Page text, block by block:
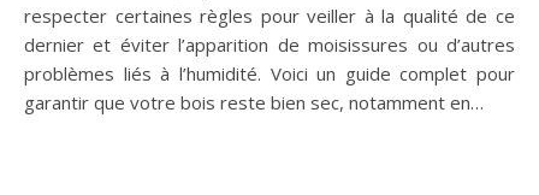
respecter certaines règles pour veiller à la qualité de ce
dernier et éviter l’apparition de moisissures ou d’autres
problèmes liés à l’humidité. Voici un guide complet pour
garantir que votre bois reste bien sec, notamment en…